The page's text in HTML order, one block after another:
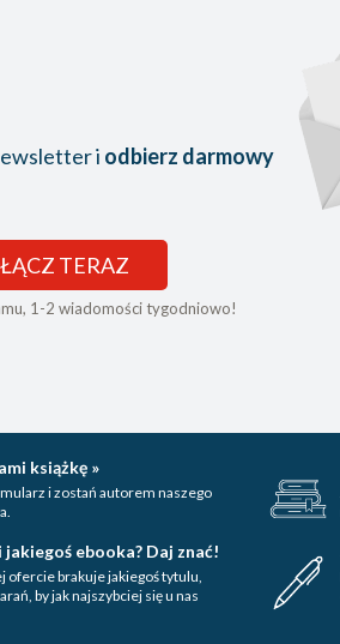
i odbierz darmowy
TERAZ
1-2 wiadomości tygodniowo!
książkę »
i zostań autorem naszego
jakiegoś ebooka? Daj znać!
ofercie brakuje jakiegoś tytulu,
by jak najszybciej się u nas